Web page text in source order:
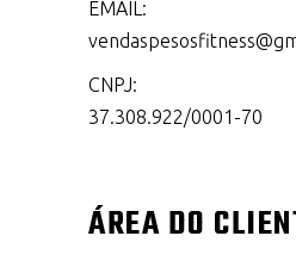
EMAIL:
CNPJ:
37.308.922/0001-70
ÁREA DO